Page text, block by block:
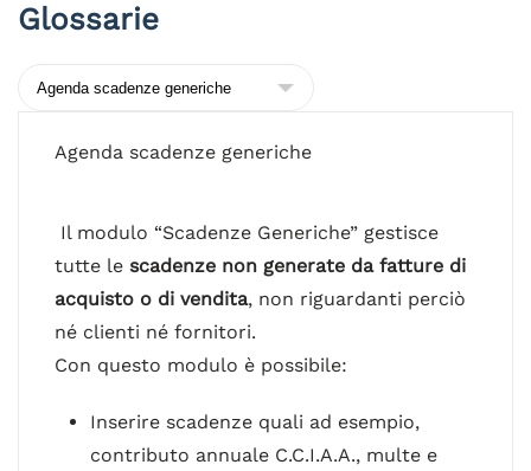
Glossarie
Agenda scadenze generiche
Il modulo “Scadenze Generiche” gestisce
tutte le scadenze non generate da fatture di
acquisto o di vendita, non riguardanti perciò
né clienti né fornitori.
Con questo modulo è possibile:
Inserire scadenze quali ad esempio,
contributo annuale C.C.I.A.A., multe e